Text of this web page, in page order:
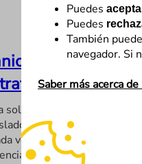
Puedes
Puedes
También
navegador. Si
Saber más acerca
la
de palabras clave o
Los motores de
vez más la calidad, la
de usuario…